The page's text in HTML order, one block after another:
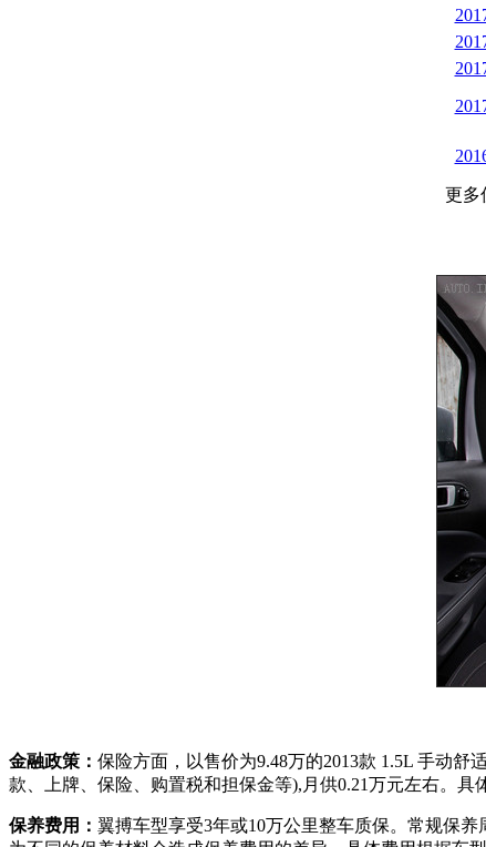
更多
金融政策： 保险方面，以售价为9.48万的2013款 1.5L 手动
款、上牌、保险、购置税和担保金等),月供0.21万元左右。具
保养费用： 翼搏车型享受3年或10万公里整车质保。常规保